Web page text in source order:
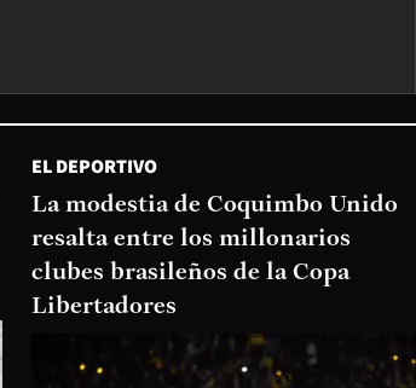
EL DEPORTIVO
La modestia de Coquimbo Unido
resalta entre los millonarios
clubes brasileños de la Copa
Libertadores